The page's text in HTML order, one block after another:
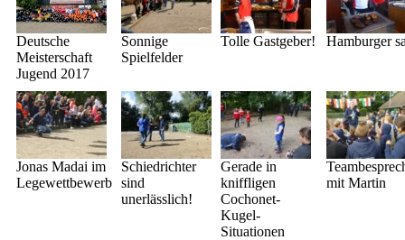
Deutsche
Meisterschaft
Jugend 2017
Sonnige
Spielfelder
Tolle Gastgeber! Hamburger
Jonas Madai im
Legewettbewerb
Schiedrichter
sind
unerlässlich!
Gerade in
kniffligen
Cochonet-
Kugel-
Situationen
mit Martin